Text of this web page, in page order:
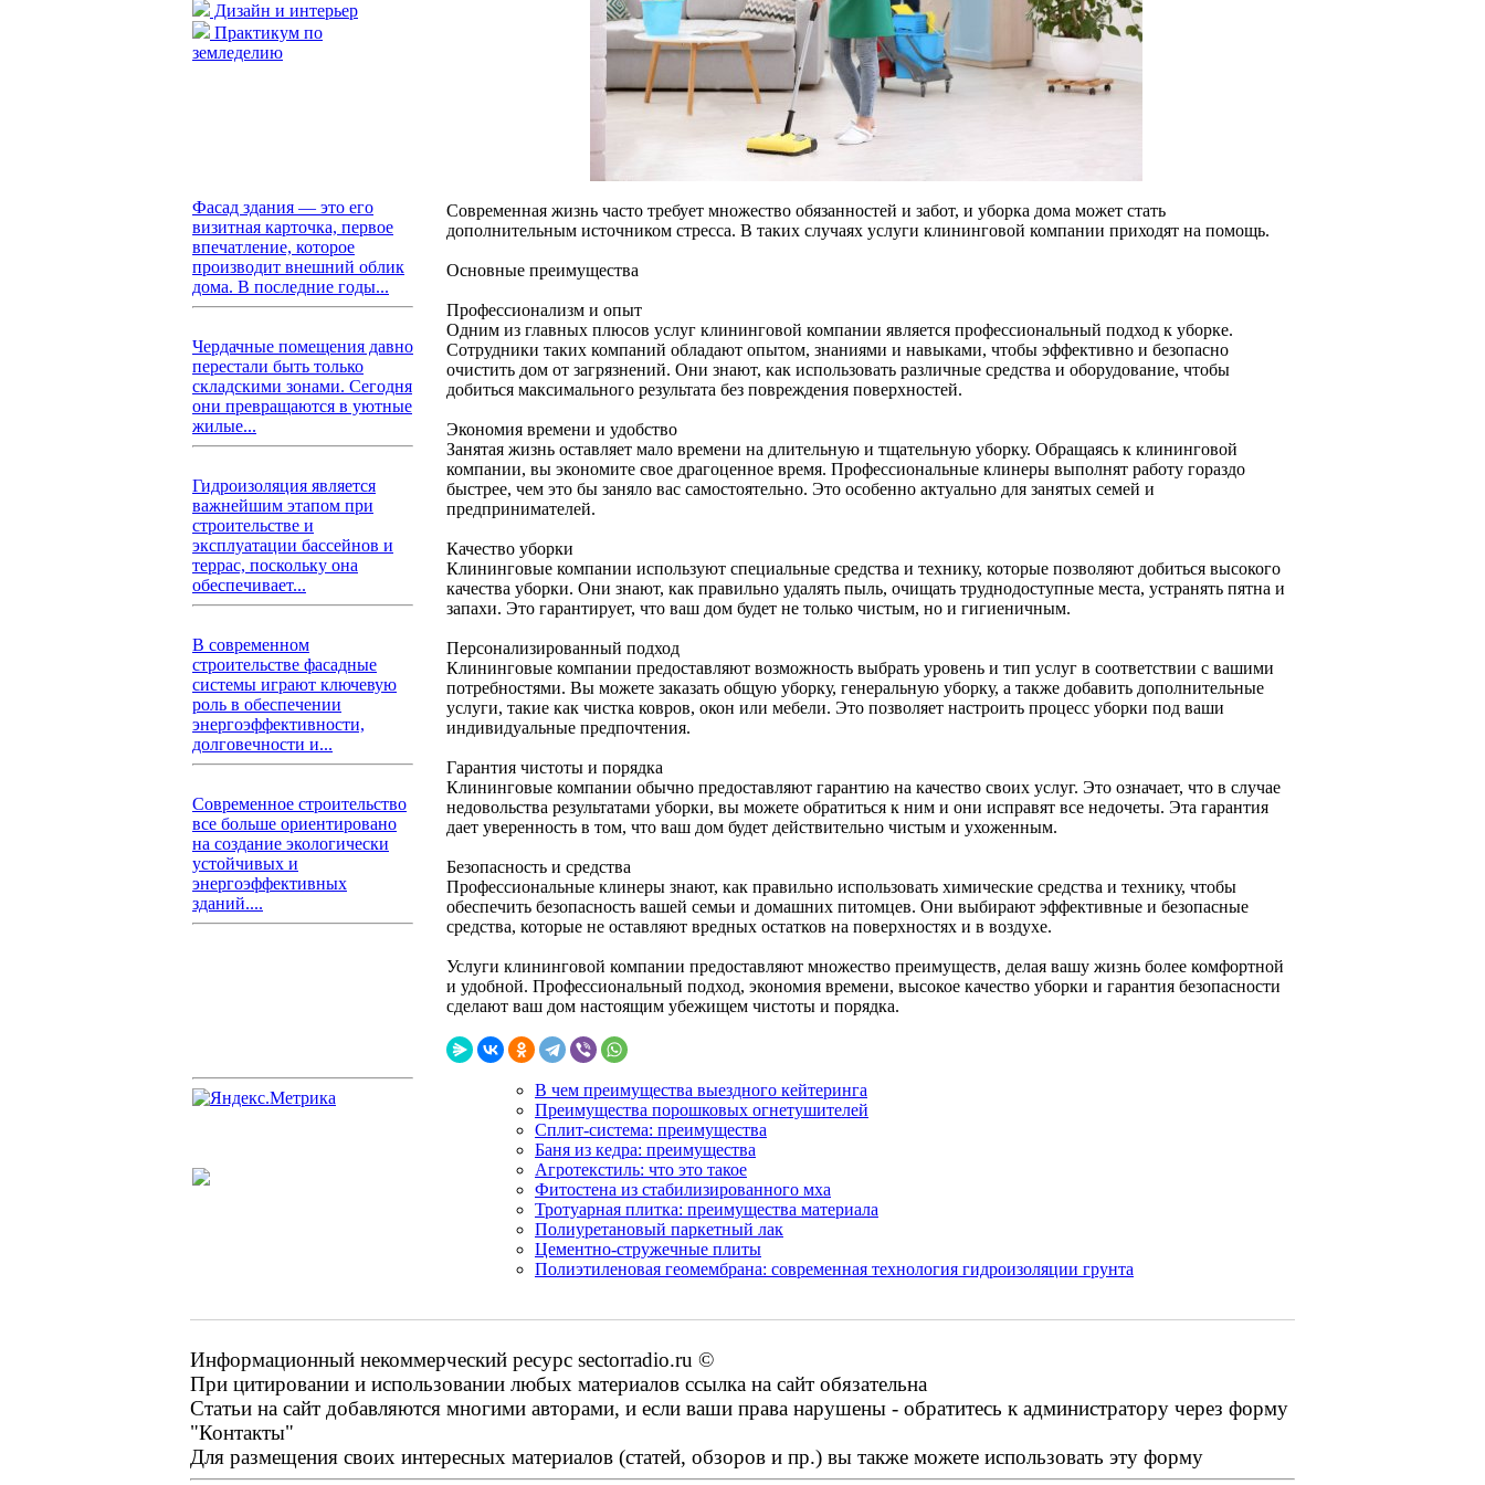
Дизайн и интерьер
Практикум по
земледелию
Фасад здания — это его
визитная карточка, первое
впечатление, которое
производит внешний облик
дома. В последние годы...
Чердачные помещения давно
перестали быть только
складскими зонами. Сегодня
они превращаются в уютные
жилые...
Гидроизоляция является
важнейшим этапом при
строительстве и
эксплуатации бассейнов и
террас, поскольку она
обеспечивает...
В современном
строительстве фасадные
системы играют ключевую
роль в обеспечении
энергоэффективности,
долговечности и...
Современное строительство
все больше ориентировано
на создание экологически
устойчивых и
энергоэффективных
зданий....
Современная жизнь часто требует множество обязанностей и забот, и уборка дома может стать
дополнительным источником стресса. В таких случаях услуги клининговой компании приходят на помощь.
Основные преимущества
Профессионализм и опыт
Одним из главных плюсов услуг клининговой компании является профессиональный подход к уборке.
Сотрудники таких компаний обладают опытом, знаниями и навыками, чтобы эффективно и безопасно
очистить дом от загрязнений. Они знают, как использовать различные средства и оборудование, чтобы
добиться максимального результата без повреждения поверхностей.
Экономия времени и удобство
Занятая жизнь оставляет мало времени на длительную и тщательную уборку. Обращаясь к клининговой
компании, вы экономите свое драгоценное время. Профессиональные клинеры выполнят работу гораздо
быстрее, чем это бы заняло вас самостоятельно. Это особенно актуально для занятых семей и
предпринимателей.
Качество уборки
Клининговые компании используют специальные средства и технику, которые позволяют добиться высокого
качества уборки. Они знают, как правильно удалять пыль, очищать труднодоступные места, устранять пятна и
запахи. Это гарантирует, что ваш дом будет не только чистым, но и гигиеничным.
Персонализированный подход
Клининговые компании предоставляют возможность выбрать уровень и тип услуг в соответствии с вашими
потребностями. Вы можете заказать общую уборку, генеральную уборку, а также добавить дополнительные
услуги, такие как чистка ковров, окон или мебели. Это позволяет настроить процесс уборки под ваши
индивидуальные предпочтения.
Гарантия чистоты и порядка
Клининговые компании обычно предоставляют гарантию на качество своих услуг. Это означает, что в случае
недовольства результатами уборки, вы можете обратиться к ним и они исправят все недочеты. Эта гарантия
дает уверенность в том, что ваш дом будет действительно чистым и ухоженным.
Безопасность и средства
Профессиональные клинеры знают, как правильно использовать химические средства и технику, чтобы
обеспечить безопасность вашей семьи и домашних питомцев. Они выбирают эффективные и безопасные
средства, которые не оставляют вредных остатков на поверхностях и в воздухе.
Услуги клининговой компании предоставляют множество преимуществ, делая вашу жизнь более комфортной
и удобной. Профессиональный подход, экономия времени, высокое качество уборки и гарантия безопасности
сделают ваш дом настоящим убежищем чистоты и порядка.
В чем преимущества выездного кейтеринга
Преимущества порошковых огнетушителей
Сплит-система: преимущества
Баня из кедра: преимущества
Агротекстиль: что это такое
Фитостена из стабилизированного мха
Тротуарная плитка: преимущества материала
Полиуретановый паркетный лак
Цементно-стружечные плиты
Полиэтиленовая геомембрана: современная технология гидроизоляции грунта
Информационный некоммерческий ресурс sectorradio.ru ©
При цитировании и использовании любых материалов ссылка на сайт обязательна
Статьи на сайт добавляются многими авторами, и если ваши права нарушены - обратитесь к администратору через форму
"Контакты"
Для размещения своих интересных материалов (статей, обзоров и пр.) вы также можете использовать эту форму